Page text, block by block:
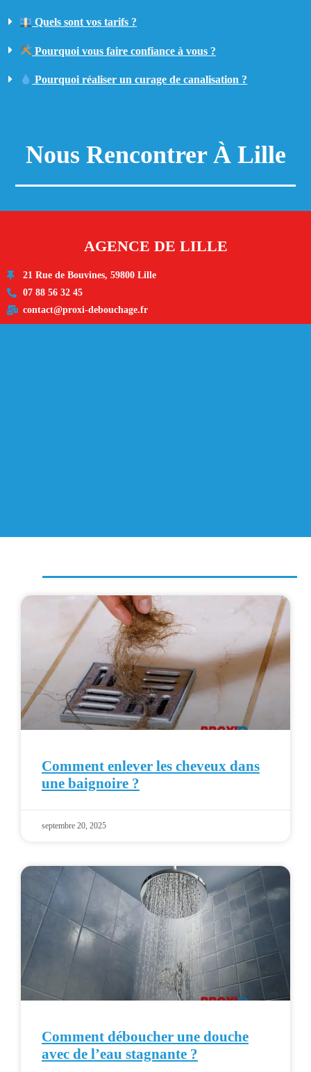
Quels sont vos tarifs ?
Pourquoi vous faire confiance à vous ?
Pourquoi réaliser un curage de canalisation ?
Nous Rencontrer À Lille
AGENCE DE LILLE
21 Rue de Bouvines, 59800 Lille
07 88 56 32 45
contact@proxi-debouchage.fr
Comment enlever les cheveux dans
une baignoire ?
septembre 20, 2025
Comment déboucher une douche
avec de l’eau stagnante ?